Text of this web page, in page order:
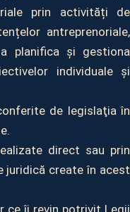
prin activități de
antreprenoriale,
planifica și gestiona
individuale și
de legislaţia în
direct sau prin
juridică create în acest
ce îi revin potrivit Legii